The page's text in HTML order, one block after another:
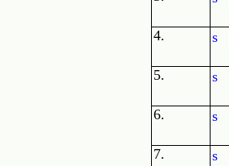
4.
s
5.
s
6.
s
7.
s